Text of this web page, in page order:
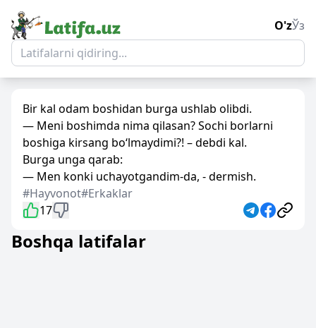
O'zЎз
Bir kal odam boshidan burga ushlab olibdi.
— Meni boshimda nima qilasan? Sochi borlarni
boshiga kirsang bo‘lmaydimi?! – debdi kal.
Burga unga qarab:
— Men konki uchayotgandim-da, - dermish.
#Hayvonot#Erkaklar
17
Boshqa latifalar